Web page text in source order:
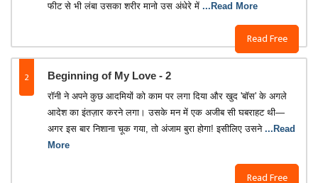
Read Free
फीट से भी लंबा उसका शरीर मानो उस अंधेरे में ...Read More
2 Beginning of My Love - 2
Read Free
​रॉनी ने अपने कुछ आदमियों को काम पर लगा दिया और खुद 'बॉस' के अगले
आदेश का इंतज़ार करने लगा। उसके मन में एक अजीब सी घबराहट थी—
अगर इस बार निशाना चूक गया, तो अंजाम बुरा होगा! इसीलिए उसने ...Read
More